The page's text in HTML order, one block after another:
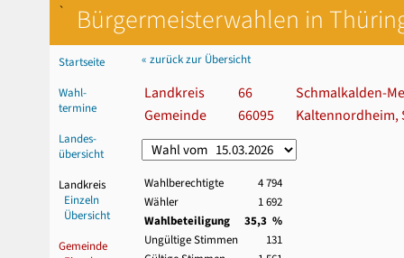
` Bürgermeisterwahlen in
Startseite
Wahl-
termine
Landes-
übersicht
Landkreis
Einzeln
Übersicht
Gemeinde
« zurück zur Übersicht
Landkreis 66
Schmalkalden-
Gemeinde
66095 Kaltennordheim,
Wahlberechtigte
4 794
Wähler
1 692
Wahlbeteiligung
35,3 %
Ungültige Stimmen
131